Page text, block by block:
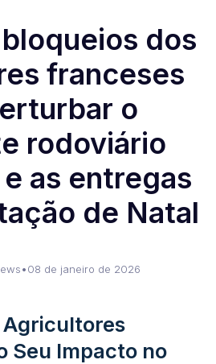
dos
franceses
o
rodoviário
as entregas
de Natal
•08 de janeiro de 2026
Agricultores
Seu Impacto no